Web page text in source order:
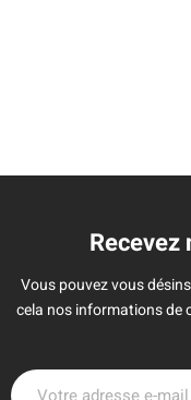
Recevez
Vous pouvez vous
cela nos informations de